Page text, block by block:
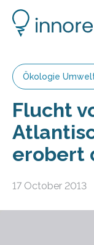
Ökologie
Flucht
erobert
17 October 2013